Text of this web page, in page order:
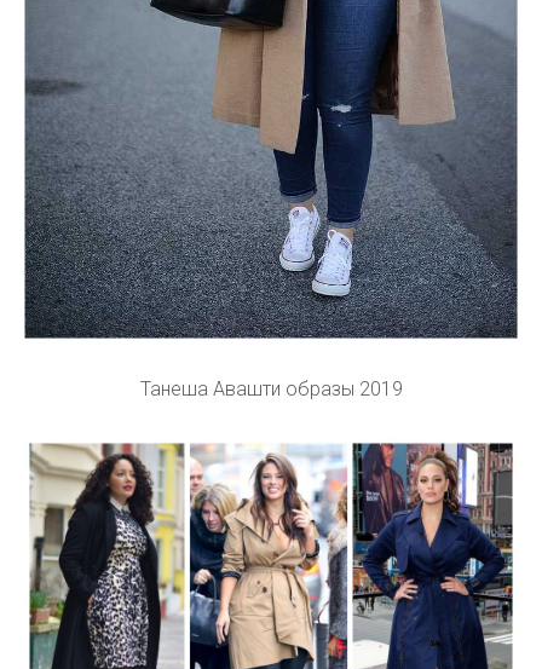
Танеша Авашти образы 2019